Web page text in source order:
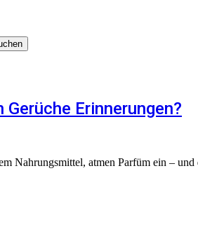
Erinnerungen?
Nahrungsmittel, atmen Parfüm ein –